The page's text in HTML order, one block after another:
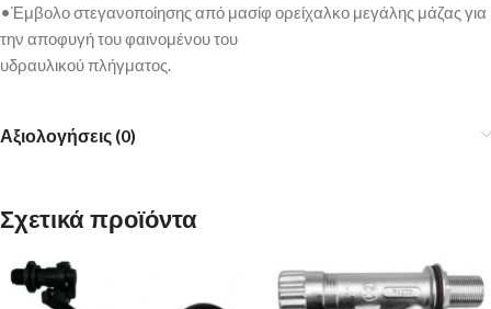
•Έμβολο στεγανοποίησης από μασίφ ορείχαλκο μεγάλης μάζας για
την αποφυγή του φαινομένου του
υδραυλικού πλήγματος.
Αξιολογήσεις (0)
Σχετικά προϊόντα